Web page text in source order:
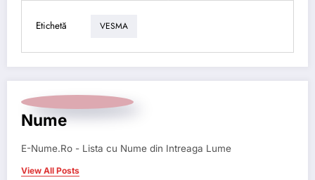
Etichetă VESMA
Nume
E-Nume.Ro - Lista cu Nume din Intreaga Lume
View All Posts